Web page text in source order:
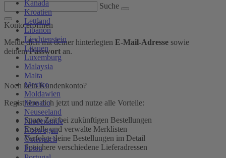
Kanada
Kroatien
Lettland
Libanon
Liechtenstein
Litauen
Luxemburg
Malaysia
Malta
Mexiko
Moldawien
Monaco
Neuseeland
Niederlande
Norwegen
Österreich
Polen
Suche
Konto eröffnen
Melde dich mit deiner hinterlegten E-Mail-Adresse sowie
deinemPasswort an.
Noch kein Kundenkonto?
Registriere dich jetzt und nutze alle Vorteile:
Spare Zeit bei zukünftigen Bestellungen
Erstelle und verwalte Merklisten
Verfolge deine Bestellungen im Detail
Speichere verschiedene Lieferadressen